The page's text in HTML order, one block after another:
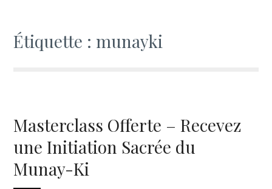
Étiquette : munayki
Masterclass Offerte – Recevez
une Initiation Sacrée du
Munay-Ki